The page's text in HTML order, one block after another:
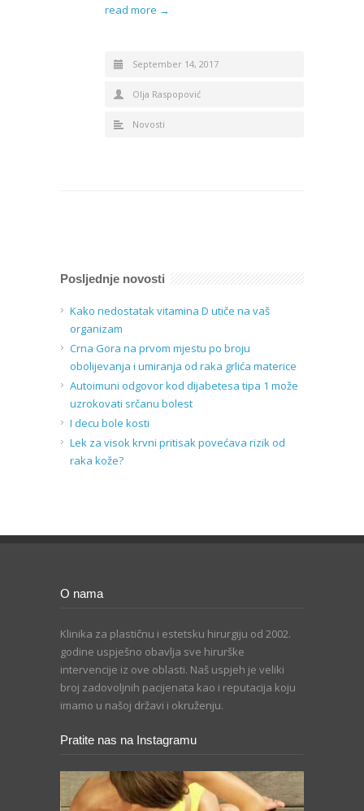
read more →
September 14, 2017
Olja Raspopović
Novosti
Posljednje novosti
Kako nedostatak vitamina D utiče na vaš
organizam
Crna Gora na prvom mjestu po broju
obolijevanja i umiranja od raka grlića materice
Autoimuni odgovor kod dijabetesa tipa 1 može
uzrokovati srčanu bolest
I decu bole kosti
Lek za visok krvni pritisak povećava rizik od
raka kože?
O nama
Klinika za plastičnu i estetsku hirurgiju od 2002.
godine uspješno obavlja sve hirurške
intervencije iz ove oblasti. Naš uspjeh je veliki
broj zadovoljnih pacijenata kao i reputacija koju
imamo u našoj državi i okruženju.
Pratite nas na Instagramu